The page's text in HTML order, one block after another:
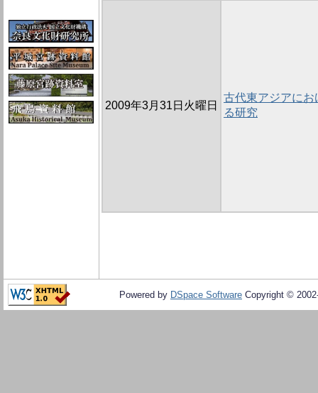
2009年3月31日火曜日
古代東アジアに
る研究
Powered by DSpace Software Copyright ©